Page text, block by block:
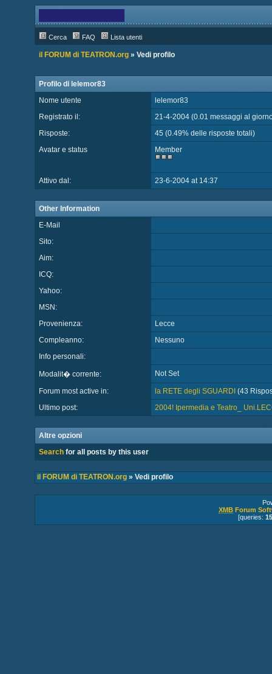
Cerca FAQ Lista utenti
il FORUM di TEATRON.org» Vedi profilo
Profilo di lelemor83
Nome utente
lelemor83
Registrato il:
21-4-2004 (0.01 messaggi al
Risposte:
45 (0.49% delle risposte totali)
Avatar e status
Member
Attivo dal: 23-6-2004 at 14:37
Other Information
E-Mail
Sito:
Aim:
ICQ:
Yahoo:
MSN:
Provenienza:
Lecce
Compleanno:
Nessuno
Info personali:
Modalit� corrente: Not Set
Forum most active in: la RETE degli SGUARDI (43
Ultimo post:
2004! Ipermedia e Teatro_
Altre opzioni
Searchfor all posts by this user
il FORUM di TEATRON.org» Vedi profilo
XMB Forum
[queries: 15